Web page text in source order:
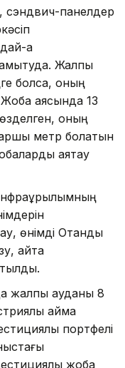
сэндвич-панелдер
ақ
Жалпы
болса, оның
Жоба аясында 13
оның
метр болатын
аяқтау
өнімді Отандық
қайта
жалпы ауданы 8
аймақ
портфелі
жоба